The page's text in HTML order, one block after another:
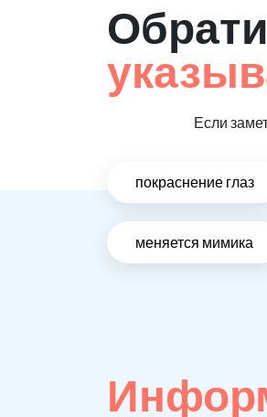
Если
покраснение глаз
меняется мимика